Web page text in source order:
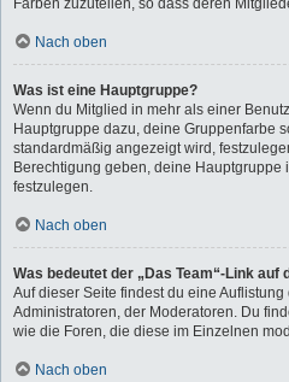
Farben zuzuteilen, so dass deren
Nach oben
Was ist eine Hauptgruppe?
Wenn du Mitglied in mehr als einer
Hauptgruppe dazu, deine Gruppenfarbe
standardmäßig angezeigt wird,
Berechtigung geben, deine
festzulegen.
Nach oben
Was bedeutet der „Das Team“-Link auf
Auf dieser Seite findest du eine
Administratoren, der Moderatoren. Du
wie die Foren, die diese im Einzelnen
Nach oben